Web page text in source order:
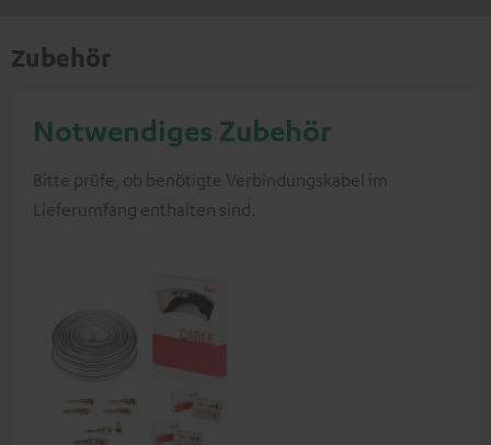
Zubehör
Notwendiges Zubehör
Bitte prüfe, ob benötigte Verbindungskabel im
Lieferumfang enthalten sind.